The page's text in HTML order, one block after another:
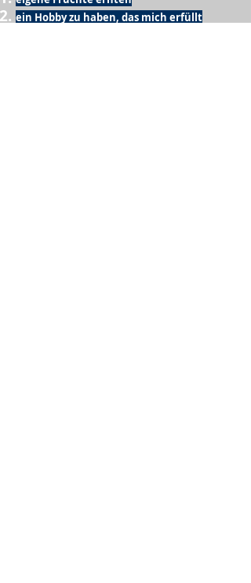
ein Hobby zu haben, das mich erfüllt